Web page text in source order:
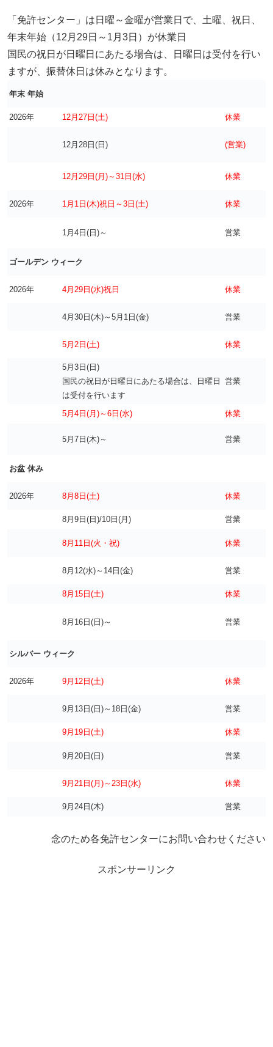
「免許センター」は日曜～金曜が営業日で、土曜、祝日、
年末年始（12月29日～1月3日）が休業日
国民の祝日が日曜日にあたる場合は、日曜日は受付を行い
ますが、振替休日は休みとなります。
年末 年始
2026年 12月27日(土) 休業
12月28日(日) (営業)
12月29日(月)～31日(水) 休業
2026年 1月1日(木)祝日～3日(土) 休業
1月4日(日)～ 営業
ゴールデン ウィーク
2026年 4月29日(水)祝日 休業
4月30日(木)～5月1日(金) 営業
5月2日(土) 休業
5月3日(日)
国民の祝日が日曜日にあたる場合は、日曜日
は受付を行います
営業
5月4日(月)～6日(水) 休業
5月7日(木)～ 営業
お盆 休み
2026年 8月8日(土) 休業
8月9日(日)/10日(月) 営業
8月11日(火・祝) 休業
8月12(水)～14日(金) 営業
8月15日(土) 休業
8月16日(日)～ 営業
シルバー ウィーク
2026年 9月12日(土) 休業
9月13日(日)～18日(金) 営業
9月19日(土) 休業
9月20日(日) 営業
9月21日(月)～23日(水) 休業
9月24日(木) 営業
念のため各免許センターにお問い合わせください
スポンサーリンク